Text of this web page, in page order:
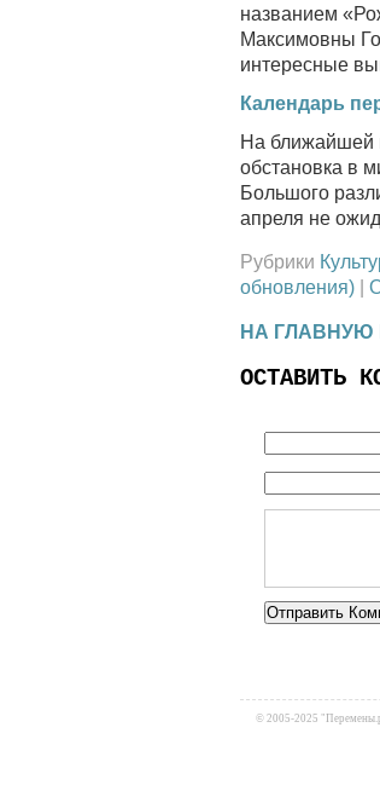
названием
Максимовны
интересные
Календарь
На ближайшей
обстановка в
Большого
апреля не
Рубрики
обновления)
НА ГЛАВНУЮ
ОСТАВИТЬ
© 2005-2025